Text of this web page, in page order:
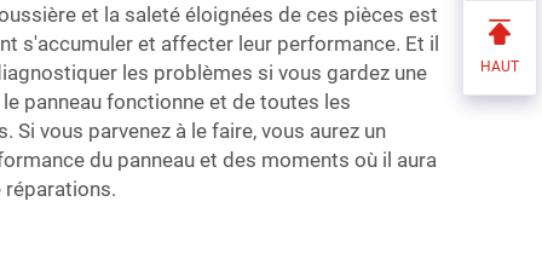
et la saleté éloignées de ces pièces est
s'accumuler et affecter leur performance. Et il
les problèmes si vous gardez une
panneau fonctionne et de toutes les
Si vous parvenez à le faire, vous aurez un
du panneau et des moments où il aura
HAUT